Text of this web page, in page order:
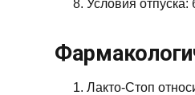
Условия отпуска:
Лакто-Стоп